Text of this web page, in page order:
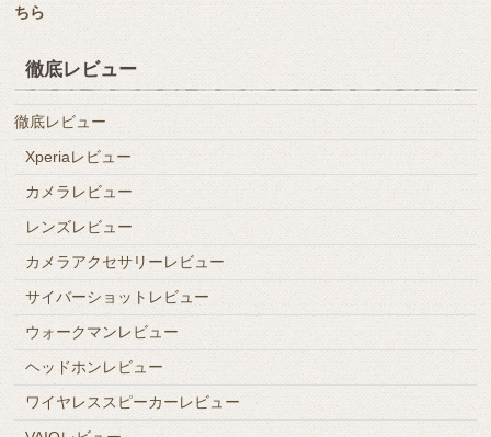
ちら
徹底レビュー
徹底レビュー
Xperiaレビュー
カメラレビュー
レンズレビュー
カメラアクセサリーレビュー
サイバーショットレビュー
ウォークマンレビュー
ヘッドホンレビュー
ワイヤレススピーカーレビュー